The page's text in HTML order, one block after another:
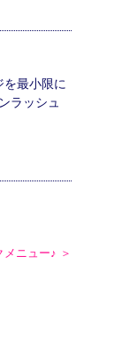
を最小限に
ラッシュ
ニュー♪ ＞